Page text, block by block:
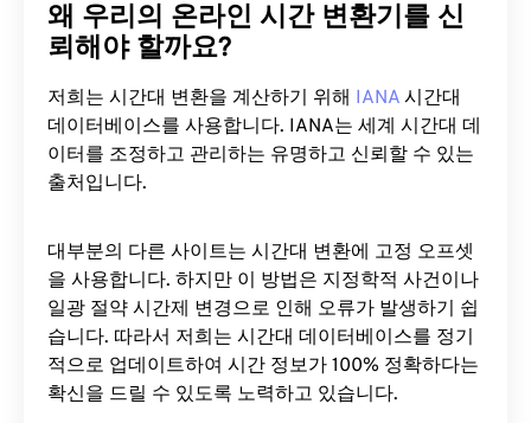
왜 우리의 온라인 시간 변환기를 신
뢰해야 할까요?
저희는 시간대 변환을 계산하기 위해 IANA 시간대
데이터베이스를 사용합니다. IANA는 세계 시간대 데
이터를 조정하고 관리하는 유명하고 신뢰할 수 있는
출처입니다.
대부분의 다른 사이트는 시간대 변환에 ​​고정 오프셋
을 사용합니다. 하지만 이 방법은 지정학적 사건이나
일광 절약 시간제 변경으로 인해 오류가 발생하기 쉽
습니다. 따라서 저희는 시간대 데이터베이스를 정기
적으로 업데이트하여 시간 정보가 100% 정확하다는
확신을 드릴 수 있도록 노력하고 있습니다.